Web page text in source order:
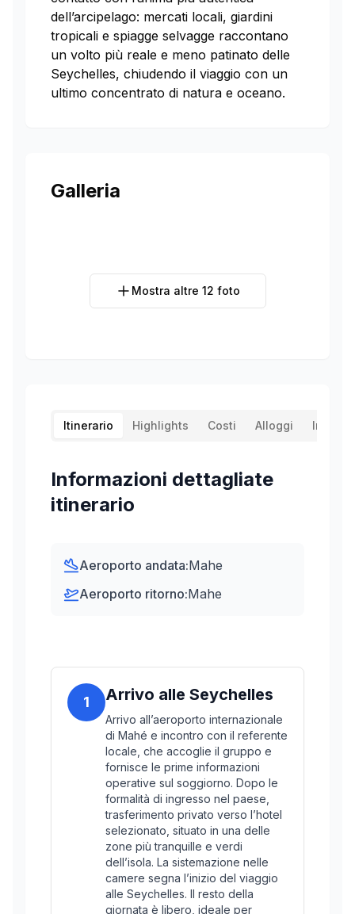
dell’arcipelago: mercati locali, giardini
tropicali e spiagge selvagge raccontano
un volto più reale e meno patinato delle
Seychelles, chiudendo il viaggio con un
ultimo concentrato di natura e oceano.
Galleria
Mostra altre 12 foto
Itinerario Highlights Costi Alloggi Info
Informazioni dettagliate
itinerario
Aeroporto andata:Mahe
Aeroporto ritorno:Mahe
1 Arrivo alle Seychelles
Arrivo all’aeroporto internazionale
di Mahé e incontro con il referente
locale, che accoglie il gruppo e
fornisce le prime informazioni
operative sul soggiorno. Dopo le
formalità di ingresso nel paese,
trasferimento privato verso l’hotel
selezionato, situato in una delle
zone più tranquille e verdi
dell’isola. La sistemazione nelle
camere segna l’inizio del viaggio
alle Seychelles. Il resto della
giornata è libero, ideale per